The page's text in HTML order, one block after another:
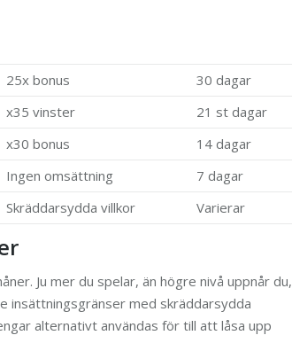
25x bonus
30 dagar
x35 vinster
21 st dagar
x30 bonus
14 dagar
Ingen omsättning
7 dagar
Skräddarsydda villkor Varierar
Ju mer du spelar, än högre nivå uppnår du,
insättningsgränser med skräddarsydda
alternativt användas för till att låsa upp